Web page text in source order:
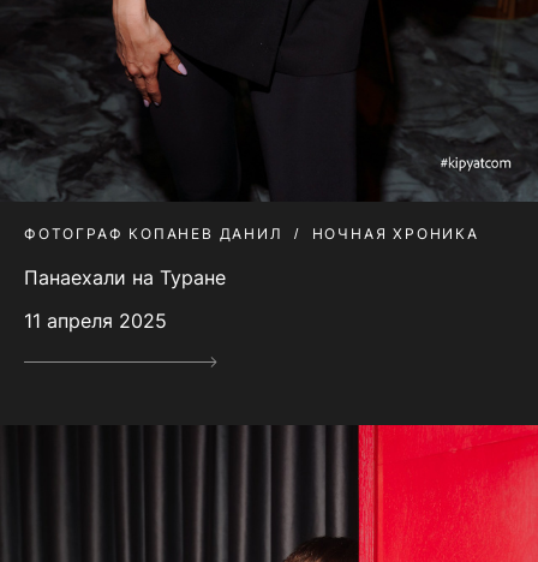
ФОТОГРАФ КОПАНЕВ ДАНИЛ НОЧНАЯ ХРОНИКА
Панаехали на Туране
11 апреля 2025